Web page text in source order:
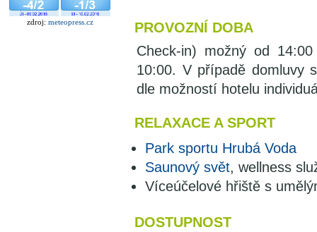
zdroj: meteopress.cz
PROVOZNÍ DOBA
Check-in) možný od
10:00. V případě domluvy
dle možností hotelu
RELAXACE A SPORT
Park sportu Hrubá Voda
Saunový svět, wellness
Víceúčelové hřiště s
DOSTUPNOST